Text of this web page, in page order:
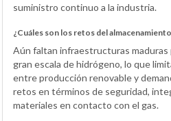
suministro continuo a la industria.
¿Cuáles son los retos del
Aún faltan infraestructuras maduras
gran escala de hidrógeno, lo que
entre producción renovable y
retos en términos de seguridad,
materiales en contacto con el gas.